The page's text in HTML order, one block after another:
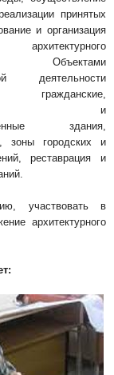
принятых
и организация
Объектами
деятельности
и
здания,
зоны городских и
реставрация и
участвовать в
архитектурного